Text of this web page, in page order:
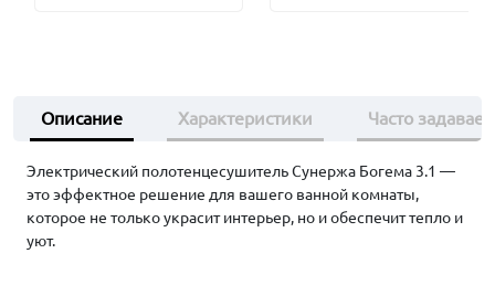
Описание Характеристики Часто
Электрический полотенцесушитель Сунержа Богема 3.1 —
это эффектное решение для вашего ванной комнаты,
которое не только украсит интерьер, но и обеспечит тепло и
уют.